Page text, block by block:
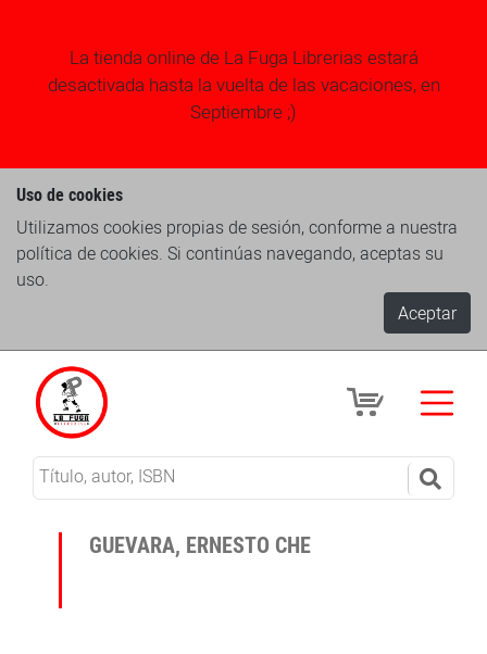
La tienda online de La Fuga Librerias estará
desactivada hasta la vuelta de las vacaciones, en
Septiembre ;)
Uso de cookies
Utilizamos cookies propias de sesión, conforme a nuestra
política de cookies. Si continúas navegando, aceptas su
uso.
Aceptar
GUEVARA, ERNESTO CHE